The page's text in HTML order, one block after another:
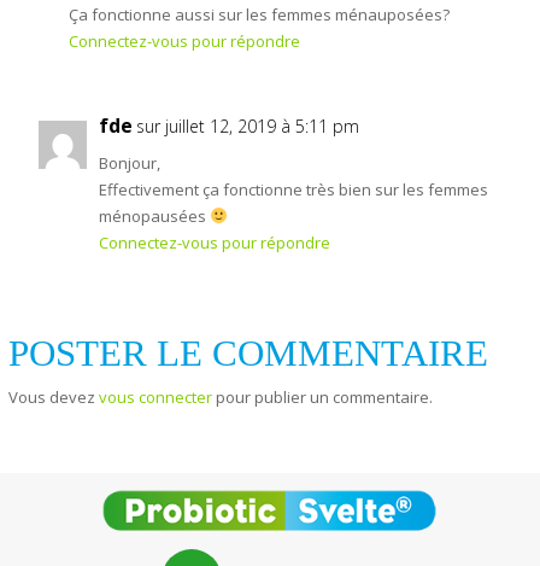
Ça fonctionne aussi sur les femmes ménauposées?
Connectez-vous pour répondre
fde sur juillet 12, 2019 à 5:11 pm
Bonjour,
Effectivement ça fonctionne très bien sur les femmes
ménopausées
Connectez-vous pour répondre
POSTER LE COMMENTAIRE
Vous devez vous connecterpour publier un commentaire.